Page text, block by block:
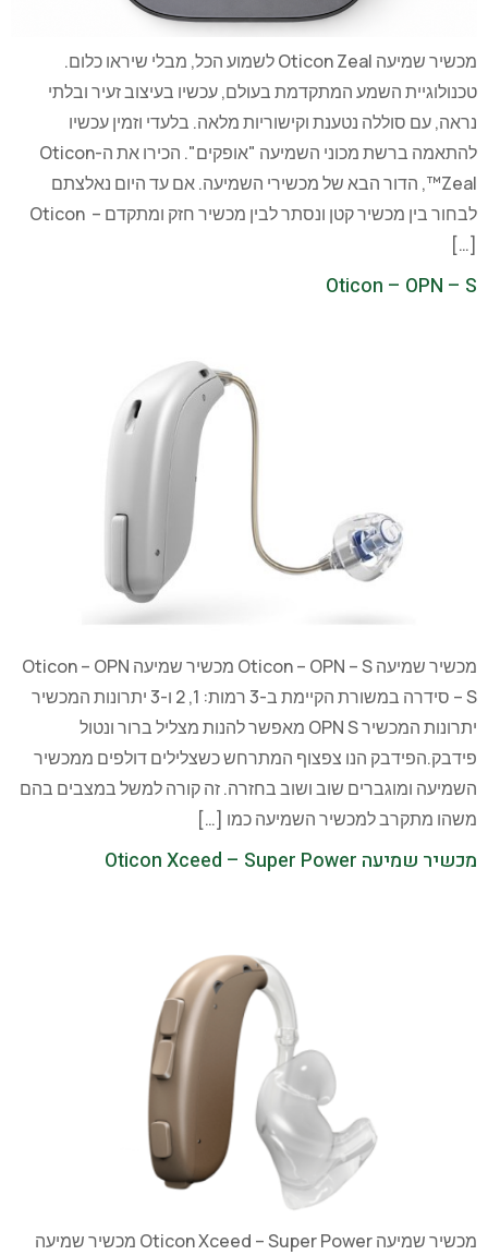
מכשיר שמיעה Oticon Zeal לשמוע הכל, מבלי שיראו כלום.
טכנולוגיית השמע המתקדמת בעולם, עכשיו בעיצוב זעיר ובלתי
נראה, עם סוללה נטענת וקישוריות מלאה. בלעדי וזמין עכשיו
להתאמה ברשת מכוני השמיעה "אופקים". הכירו את ה-Oticon
Zeal™, הדור הבא של מכשירי השמיעה. אם עד היום נאלצתם
לבחור בין מכשיר קטן ונסתר לבין מכשיר חזק ומתקדם – Oticon
[…]
Oticon – OPN – S
מכשיר שמיעה Oticon – OPN – S מכשיר שמיעה Oticon – OPN
– S סידרה במשורת הקיימת ב-3 רמות: 1, 2 ו-3 יתרונות המכשיר
יתרונות המכשיר OPN S מאפשר להנות מצליל ברור ונטול
פידבק.הפידבק הנו צפצוף המתרחש כשצלילים דולפים ממכשיר
השמיעה ומוגברים שוב ושוב בחזרה. זה קורה למשל במצבים בהם
משהו מתקרב למכשיר השמיעה כמו […]
מכשיר שמיעה Oticon Xceed – Super Power
מכשיר שמיעה Oticon Xceed – Super Power מכשיר שמיעה